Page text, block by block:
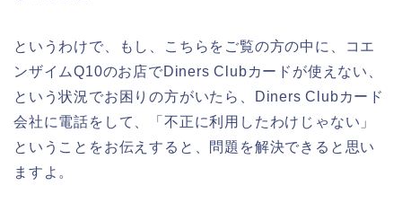
というわけで、もし、こちらをご覧の方の中に、コエ
ンザイムQ10のお店でDiners Clubカードが使えない、
という状況でお困りの方がいたら、Diners Clubカード
会社に電話をして、「不正に利用したわけじゃない」
ということをお伝えすると、問題を解決できると思い
ますよ。